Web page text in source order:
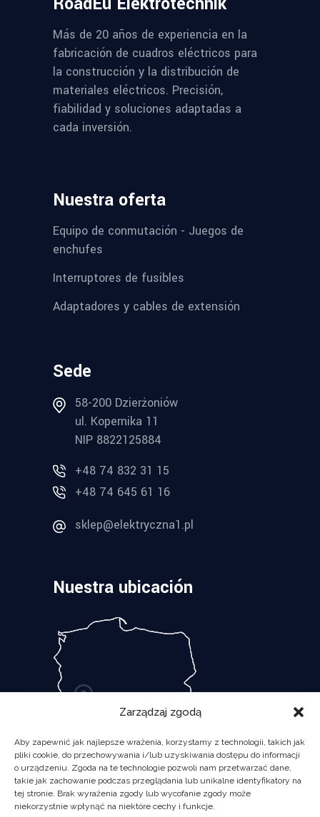
Zarządzaj zgodą
Aby zapewnić jak najlepsze wrażenia, korzystamy z technologii, takich jak
pliki cookie, do przechowywania i/lub uzyskiwania dostępu do informacji
o urządzeniu. Zgoda na te technologie pozwoli nam przetwarzać dane,
takie jak zachowanie podczas przeglądania lub unikalne identyfikatory na
tej stronie. Brak wyrażenia zgody lub wycofanie zgody może
niekorzystnie wpłynąć na niektóre cechy i funkcje.
Más de 20 años de experiencia en la
fabricación de cuadros eléctricos para
la construcción y la distribución de
materiales eléctricos. Precisión,
fiabilidad y soluciones adaptadas a
cada inversión.
Nuestra oferta
Equipo de conmutación - Juegos de
enchufes
Interruptores de fusibles
Adaptadores y cables de extensión
Sede
58-200 Dzierżoniów
ul. Kopernika 11
NIP 8822125884
+48 74 832 31 15
+48 74 645 61 16
sklep@elektryczna1.pl
Nuestra ubicación